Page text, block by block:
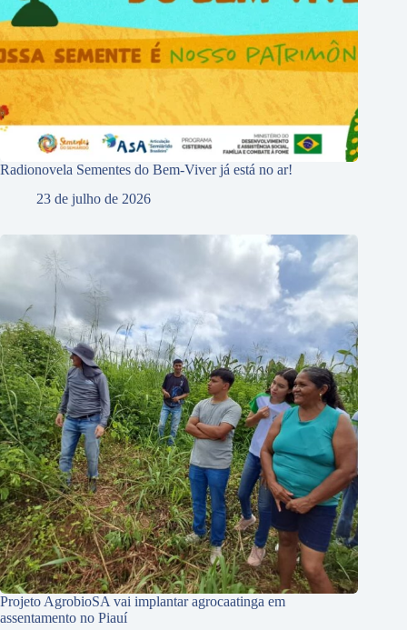
Radionovela Sementes do Bem-Viver já está no ar!
23 de julho de 2026
Projeto AgrobioSA vai implantar agrocaatinga em
assentamento no Piauí